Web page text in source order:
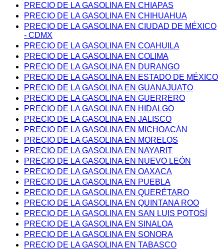
PRECIO DE LA GASOLINA EN CHIAPAS
PRECIO DE LA GASOLINA EN CHIHUAHUA
PRECIO DE LA GASOLINA EN CIUDAD DE MÉXICO
- CDMX
PRECIO DE LA GASOLINA EN COAHUILA
PRECIO DE LA GASOLINA EN COLIMA
PRECIO DE LA GASOLINA EN DURANGO
PRECIO DE LA GASOLINA EN ESTADO DE MÉXICO
PRECIO DE LA GASOLINA EN GUANAJUATO
PRECIO DE LA GASOLINA EN GUERRERO
PRECIO DE LA GASOLINA EN HIDALGO
PRECIO DE LA GASOLINA EN JALISCO
PRECIO DE LA GASOLINA EN MICHOACÁN
PRECIO DE LA GASOLINA EN MORELOS
PRECIO DE LA GASOLINA EN NAYARIT
PRECIO DE LA GASOLINA EN NUEVO LEÓN
PRECIO DE LA GASOLINA EN OAXACA
PRECIO DE LA GASOLINA EN PUEBLA
PRECIO DE LA GASOLINA EN QUERÉTARO
PRECIO DE LA GASOLINA EN QUINTANA ROO
PRECIO DE LA GASOLINA EN SAN LUIS POTOSÍ
PRECIO DE LA GASOLINA EN SINALOA
PRECIO DE LA GASOLINA EN SONORA
PRECIO DE LA GASOLINA EN TABASCO